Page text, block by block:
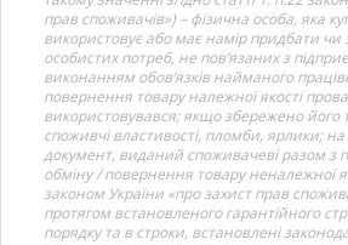
прав споживачів») – фізична особа, яка
використовує або має намір придбати
особистих потреб, не пов’язаних з
виконанням обов’язків найманого
повернення товару належної якості
використовувався; якщо збережено його
споживчі властивості, пломби, ярлики; на
документ, виданий споживачеві разом з
обміну / повернення товару неналежної
законом України «про захист прав
протягом встановленого гарантійного
порядку та в строки, встановлені